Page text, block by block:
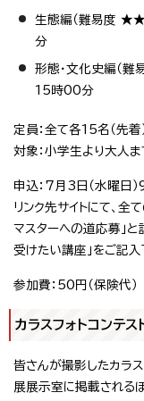
生態編（難易度
分
形態・文化史編（
15時00分
定員：全て各15名（先着
対象：小学生より大人ま
申込：7月3日（水曜日
リンク先サイトにて、全
マスターへの道応募」と記
受けたい講座」をご記入
参加費：50円（保険代）
カラスフォトコンテス
皆さんが撮影したカラ
展展示室に掲載される